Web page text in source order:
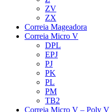
ZV
ZX
Correia Mageadora
Correia Micro V
DPL
EPJ
PJ
PK
PL
PM
TB2
Correia Micro V – Poly V